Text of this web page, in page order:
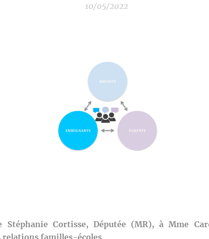
10/05/2022
Stéphanie Cortisse, Députée (MR), à Mme
relations familles-écoles